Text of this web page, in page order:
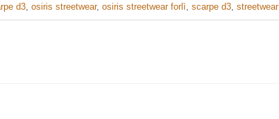
d3 osiris streetwear, osiris streetwear forlì scarpe d3 streetwear